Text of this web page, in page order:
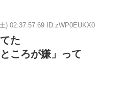
) 02:37:57.69 ID:zWP0EUKX0
た
ころが嫌」って